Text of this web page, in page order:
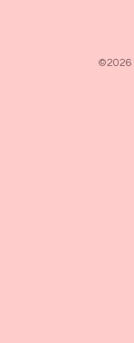
©2026